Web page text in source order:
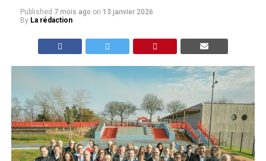
Published 7 mois ago on 13 janvier 2026
By La rédaction